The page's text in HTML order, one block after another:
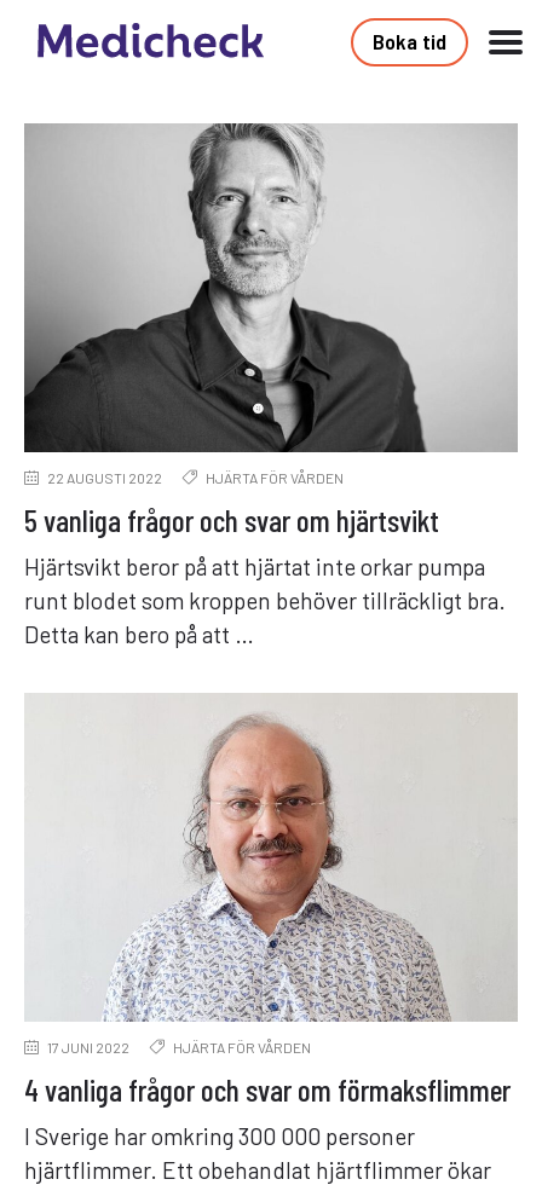
Boka tid
22 AUGUSTI 2022 HJÄRTA FÖR VÅRDEN
5 vanliga frågor och svar om hjärtsvikt
Hjärtsvikt beror på att hjärtat inte orkar pumpa
runt blodet som kroppen behöver tillräckligt bra.
Detta kan bero på att …
17 JUNI 2022 HJÄRTA FÖR VÅRDEN
4 vanliga frågor och svar om förmaksflimmer
I Sverige har omkring 300 000 personer
hjärtflimmer. Ett obehandlat hjärtflimmer ökar